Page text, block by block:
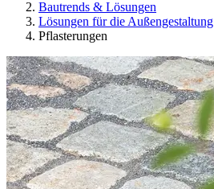
Bautrends & Lösungen
Lösungen für die Außengestaltung
Pflasterungen